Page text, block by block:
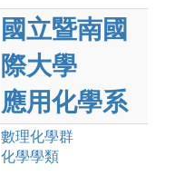
國立暨南國
際大學
應用化學系
數理化學群
化學學類